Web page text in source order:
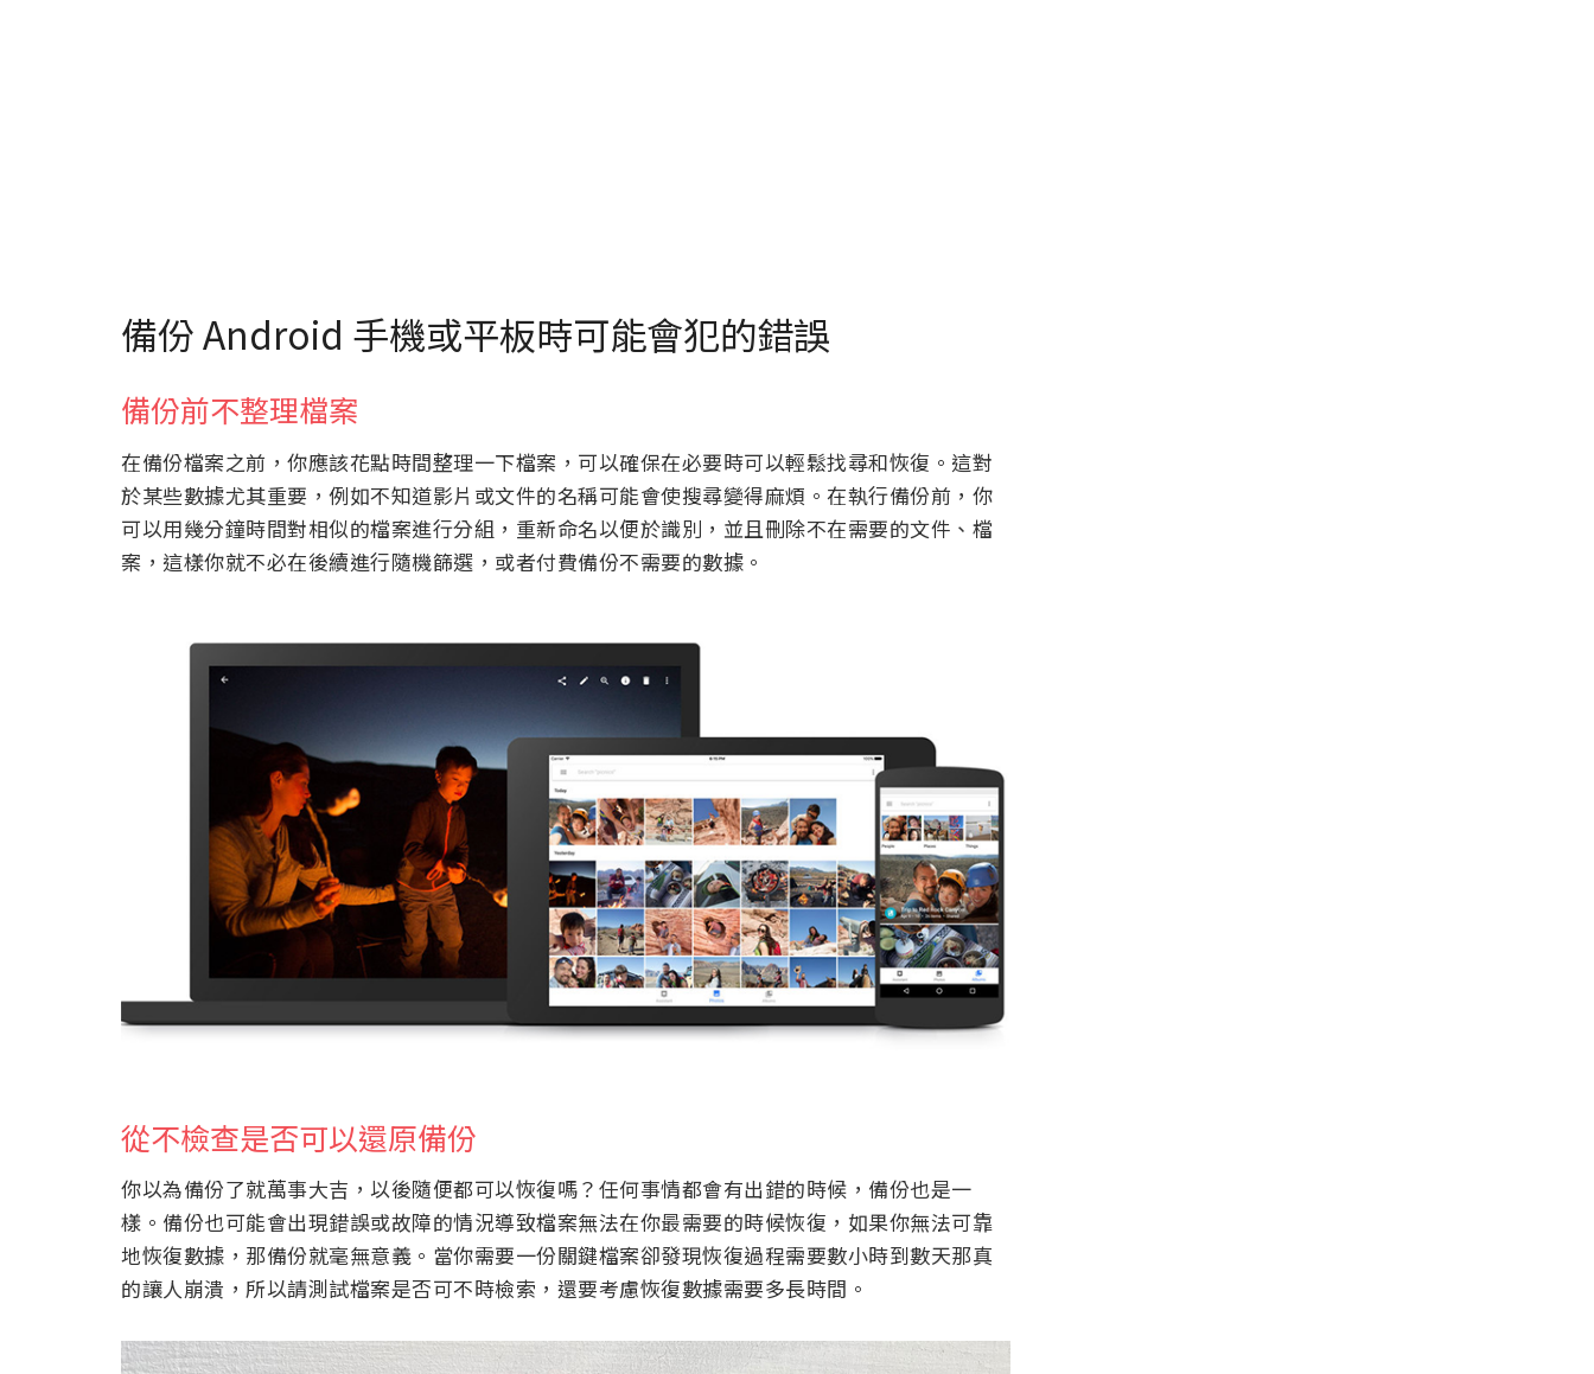
備份 Android 手機或平板時可能會犯的錯誤
備份前不整理檔案
在備份檔案之前，你應該花點時間整理一下檔案，可以確保在必要時可以輕鬆找尋和恢復。這對
於某些數據尤其重要，例如不知道影片或文件的名稱可能會使搜尋變得麻煩。在執行備份前，你
可以用幾分鐘時間對相似的檔案進行分組，重新命名以便於識別，並且刪除不在需要的文件、檔
案，這樣你就不必在後續進行隨機篩選，或者付費備份不需要的數據。
從不檢查是否可以還原備份
你以為備份了就萬事大吉，以後隨便都可以恢復嗎？任何事情都會有出錯的時候，備份也是一
樣。備份也可能會出現錯誤或故障的情況導致檔案無法在你最需要的時候恢復，如果你無法可靠
地恢復數據，那備份就毫無意義。當你需要一份關鍵檔案卻發現恢復過程需要數小時到數天那真
的讓人崩潰，所以請測試檔案是否可不時檢索，還要考慮恢復數據需要多長時間。